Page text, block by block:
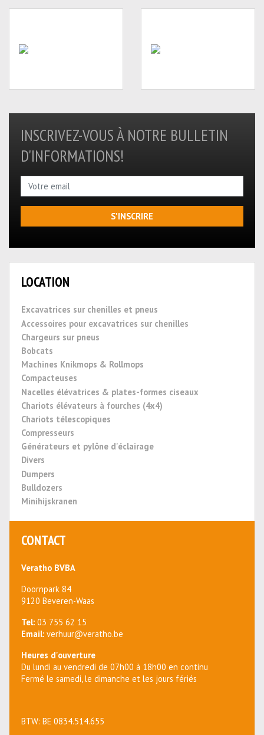
INSCRIVEZ-VOUS À NOTRE BULLETIN
D'INFORMATIONS!
S'INSCRIRE
LOCATION
Excavatrices sur chenilles et pneus
Accessoires pour excavatrices sur chenilles
Chargeurs sur pneus
Bobcats
Machines Knikmops & Rollmops
Compacteuses
Nacelles élévatrices & plates-formes ciseaux
Chariots élévateurs à fourches (4x4)
Chariots télescopiques
Compresseurs
Générateurs et pylône d'éclairage
Divers
Dumpers
Bulldozers
Minihijskranen
CONTACT
Veratho BVBA
Doornpark 84
9120 Beveren-Waas
Tel: 03 755 62 15
Email: verhuur@veratho.be
Heures d'ouverture
Du lundi au vendredi de 07h00 à 18h00 en continu
Fermé le samedi, le dimanche et les jours fériés
BTW: BE 0834.514.655